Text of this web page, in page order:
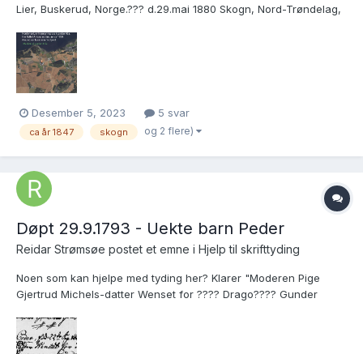
Lier, Buskerud, Norge.??? d.29.mai 1880 Skogn, Nord-Trøndelag,
kb20061215610594.jpg Lenker og detaljer i pdf fila. Reiste Amund
virkelig fra Drammen til Skogn?...
Desember 5, 2023 5 svar
ca år 1847 skogn og 2 flere)
Døpt 29.9.1793 - Uekte barn Peder
Reidar Strømsøe postet et emne i Hjelp til skrifttyding
Noen som kan hjelpe med tyding her? Klarer "Moderen Pige
Gjertrud Michels-datter Wenset for ???? Drago???? Gunder
Hurtiglenke: https://www.digitalarkivet.no/kb20070925690179
venstre side.